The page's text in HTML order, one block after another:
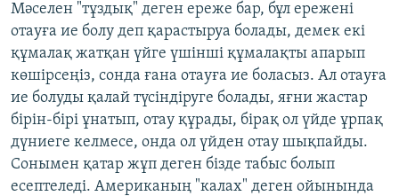
Мәселен "тұздық" деген ереже бар, бұл ережені
отауға ие болу деп қарастыруа болады, демек екі
құмалақ жатқан үйге үшінші құмалақты апарып
көшірсеңіз, сонда ғана отауға ие боласыз. Ал отауға
ие болуды қалай түсіндіруге болады, яғни жастар
бірін-бірі ұнатып, отау құрады, бірақ ол үйде ұрпақ
дүниеге келмесе, онда ол үйден отау шықпайды.
Сонымен қатар жұп деген бізде табыс болып
есептеледі. Американың "калах" деген ойынында